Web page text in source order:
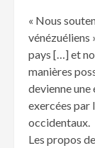
« Nous
vénézuéliens
pays […] et
manières
devienne
exercées par
occidentaux.
Les propos